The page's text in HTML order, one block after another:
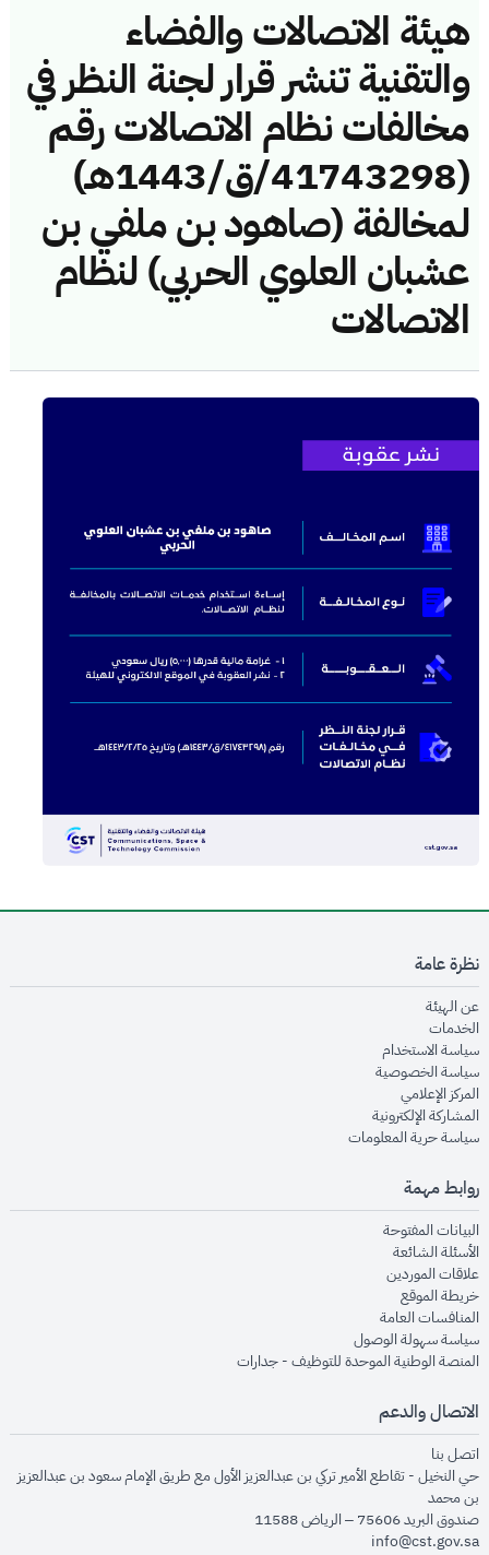
هيئة الاتصالات والفضاء
والتقنية تنشر قرار لجنة النظر في
مخالفات نظام الاتصالات رقم
(41743298/ق/1443هـ)
لمخالفة (صاهود بن ملفي بن
عشبان العلوي الحربي) لنظام
الاتصالات
نظرة عامة
عن الهيئةopens in new window
الخدماتopens in new window
سياسة الاستخدام
سياسة الخصوصيةopens in new window
المركز الإعلاميopens in new window
المشاركة الإلكترونيةopens in new window
سياسة حرية المعلوماتopens in new window
روابط مهمة
البيانات المفتوحةopens in new window
الأسئلة الشائعةopens in new window
علاقات الموردينopens in new window
خريطة الموقعopens in new window
المنافسات العامةopens in new window
سياسة سهولة الوصولopens in new window
المنصة الوطنية الموحدة للتوظيف - جداراتopens in new window
الاتصال والدعم
اتصل بنا
حي النخيل - تقاطع الأمير تركي بن عبدالعزيز الأول مع طريق الإمام سعود بن عبدالعزيز
بن محمد
صندوق البريد 75606 – الرياض 11588
info@cst.gov.sa